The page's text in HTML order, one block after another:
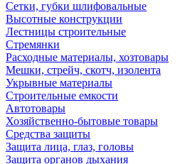
Сетки, губки шлифовальные
Высотные конструкции
Лестницы строительные
Стремянки
Расходные материалы, хозтовары
Мешки, стрейч, скотч, изолента
Укрывные материалы
Строительные емкости
Автотовары
Хозяйственно-бытовые товары
Средства защиты
Защита лица, глаз, головы
Защита органов дыхания